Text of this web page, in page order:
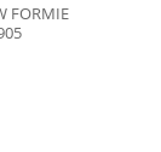
FORMIE